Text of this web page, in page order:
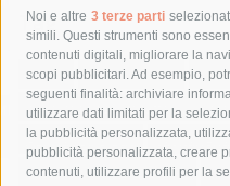
Noi e altre 3 terze parti
simili. Questi strumenti sono
contenuti digitali, migliorare la
scopi pubblicitari. Ad esempio,
seguenti finalità: archiviare
utilizzare dati limitati per la
la pubblicità personalizzata,
pubblicità personalizzata, creare
contenuti, utilizzare profili per la
Tag
acqua allerta meteo
anas
area marina protetta di
Asl Napoli 3 sud
castellammare di stabia